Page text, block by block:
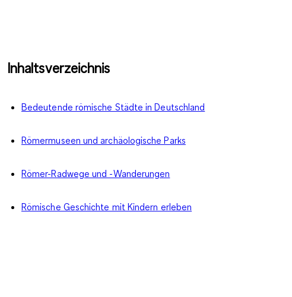
Inhaltsverzeichnis
Bedeutende römische Städte in Deutschland
Römermuseen und archäologische Parks
Römer-Radwege und -Wanderungen
Römische Geschichte mit Kindern erleben